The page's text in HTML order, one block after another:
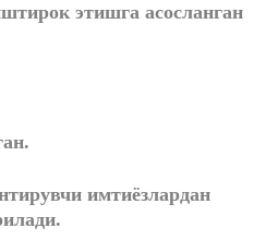
этишга асосланган
имтиёзлардан